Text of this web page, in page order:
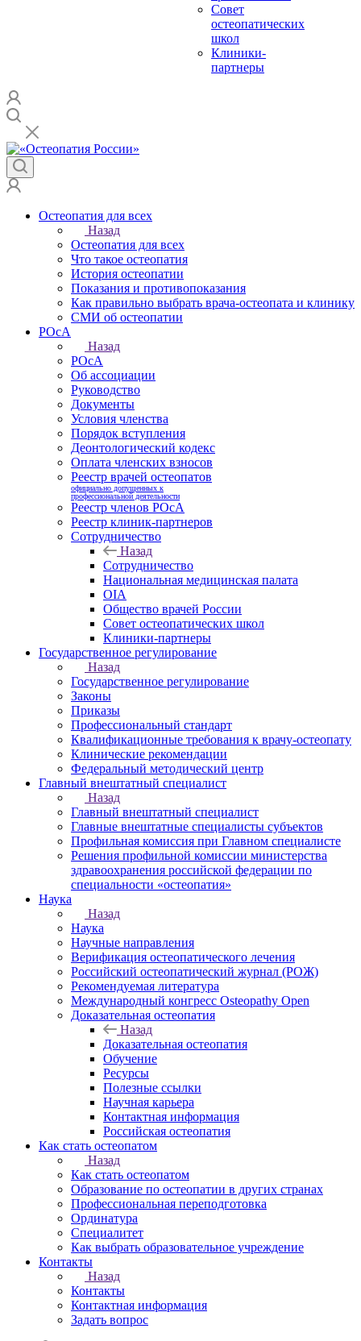
Совет
остеопатических
школ
Клиники-
партнеры
Остеопатия для всех
Назад
Остеопатия для всех
Что такое остеопатия
История остеопатии
Показания и противопоказания
Как правильно выбрать врача-остеопата и клинику
СМИ об остеопатии
РОсА
Назад
РОсА
Об ассоциации
Руководство
Документы
Условия членства
Порядок вступления
Деонтологический кодекс
Оплата членских взносов
Реестр врачей остеопатов
официально допущенных к
профессиональной деятельности
Реестр членов РОсА
Реестр клиник-партнеров
Сотрудничество
Назад
Сотрудничество
Национальная медицинская палата
OIA
Общество врачей России
Совет остеопатических школ
Клиники-партнеры
Государственное регулирование
Назад
Государственное регулирование
Законы
Приказы
Профессиональный стандарт
Квалификационные требования к врачу-остеопату
Клинические рекомендации
Федеральный методический центр
Главный внештатный специалист
Назад
Главный внештатный специалист
Главные внештатные специалисты субъектов
Профильная комиссия при Главном специалисте
Решения профильной комиссии министерства
здравоохранения российской федерации по
специальности «остеопатия»
Наука
Назад
Наука
Научные направления
Верификация остеопатического лечения
Российский остеопатический журнал (РОЖ)
Рекомендуемая литература
Международный конгресс Osteopathy Open
Доказательная остеопатия
Назад
Доказательная остеопатия
Обучение
Ресурсы
Полезные ссылки
Научная карьера
Контактная информация
Российская остеопатия
Как стать остеопатом
Назад
Как стать остеопатом
Образование по остеопатии в других странах
Профессиональная переподготовка
Ординатура
Специалитет
Как выбрать образовательное учреждение
Контакты
Назад
Контакты
Контактная информация
Задать вопрос